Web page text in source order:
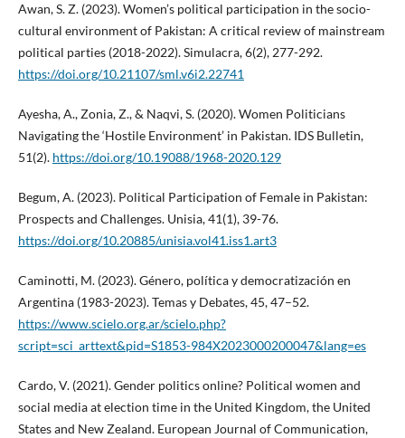
Awan, S. Z. (2023). Women’s political participation in the socio-
cultural environment of Pakistan: A critical review of mainstream
political parties (2018-2022). Simulacra, 6(2), 277-292.
https://doi.org/10.21107/sml.v6i2.22741
Ayesha, A., Zonia, Z., & Naqvi, S. (2020). Women Politicians
Navigating the ‘Hostile Environment’ in Pakistan. IDS Bulletin,
51(2). https://doi.org/10.19088/1968-2020.129
Begum, A. (2023). Political Participation of Female in Pakistan:
Prospects and Challenges. Unisia, 41(1), 39-76.
https://doi.org/10.20885/unisia.vol41.iss1.art3
Caminotti, M. (2023). Género, política y democratización en
Argentina (1983-2023). Temas y Debates, 45, 47–52.
https://www.scielo.org.ar/scielo.php?
script=sci_arttext&pid=S1853-984X2023000200047&lang=es
Cardo, V. (2021). Gender politics online? Political women and
social media at election time in the United Kingdom, the United
States and New Zealand. European Journal of Communication,